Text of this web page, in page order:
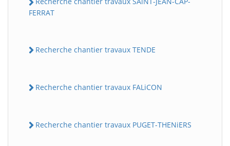
FERRAT
Recherche chantier travaux TENDE
Recherche chantier travaux FALiCON
Recherche chantier travaux PUGET-THENiERS